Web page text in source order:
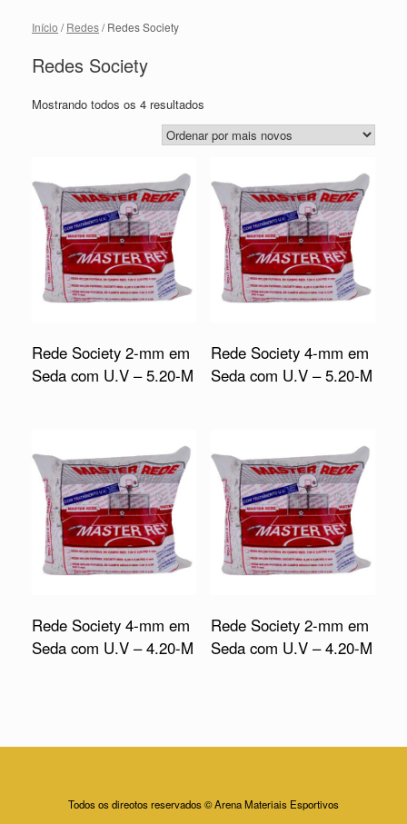
Início /Redes/ Redes Society
Redes Society
Mostrando todos os 4 resultados
Rede Society 2-mm em
Seda com U.V – 5.20-M
Rede Society 4-mm em
Seda com U.V – 5.20-M
Rede Society 4-mm em
Seda com U.V – 4.20-M
Rede Society 2-mm em
Seda com U.V – 4.20-M
Todos os direotos reservados © Arena Materiais Esportivos